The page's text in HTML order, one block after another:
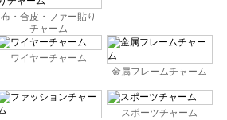
布・合皮・ファー貼り
チャーム
ワイヤーチャーム
金属フレームチャーム
スポーツチャーム